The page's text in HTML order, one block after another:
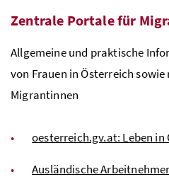
Zentrale Portale für
Allgemeine und praktische
von Frauen in Österreich
Migrantinnen
oesterreich.gv.at: Leben in
Ausländische